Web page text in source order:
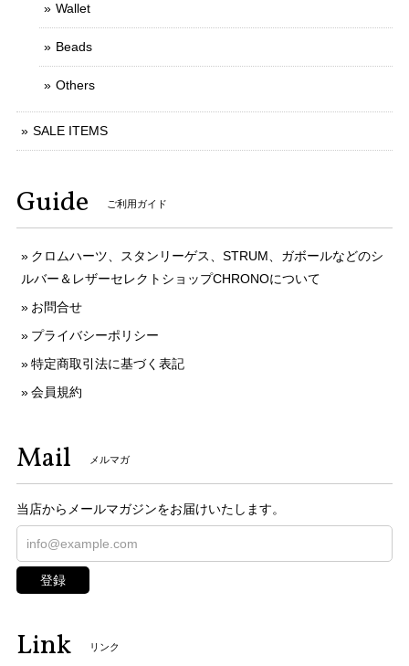
Wallet
Beads
Others
SALE ITEMS
Guide ご利用ガイド
クロムハーツ、スタンリーゲス、STRUM、ガボールなどのシ
ルバー＆レザーセレクトショップCHRONOについて
お問合せ
プライバシーポリシー
特定商取引法に基づく表記
会員規約
Mail メルマガ
当店からメールマガジンをお届けいたします。
登録
Link リンク